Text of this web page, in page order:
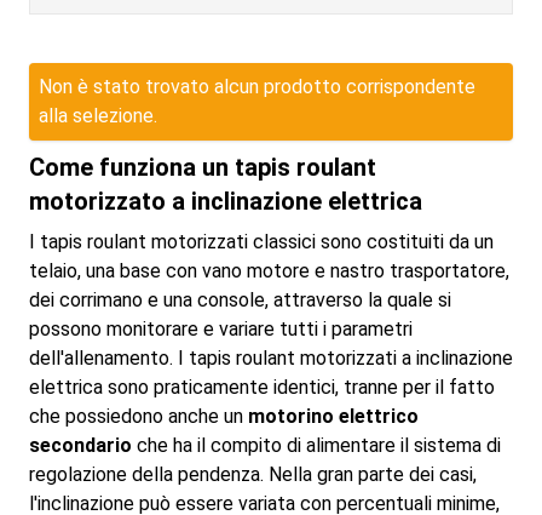
Non è stato trovato alcun prodotto corrispondente
alla selezione.
Come funziona un tapis roulant
motorizzato a inclinazione elettrica
I tapis roulant motorizzati classici sono costituiti da un
telaio, una base con vano motore e nastro trasportatore,
dei corrimano e una console, attraverso la quale si
possono monitorare e variare tutti i parametri
dell'allenamento. I tapis roulant motorizzati a inclinazione
elettrica sono praticamente identici, tranne per il fatto
che possiedono anche un motorino elettrico
secondario che ha il compito di alimentare il sistema di
regolazione della pendenza. Nella gran parte dei casi,
l'inclinazione può essere variata con percentuali minime,